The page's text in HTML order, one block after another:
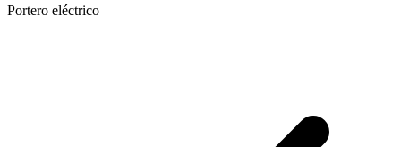
Portero eléctrico